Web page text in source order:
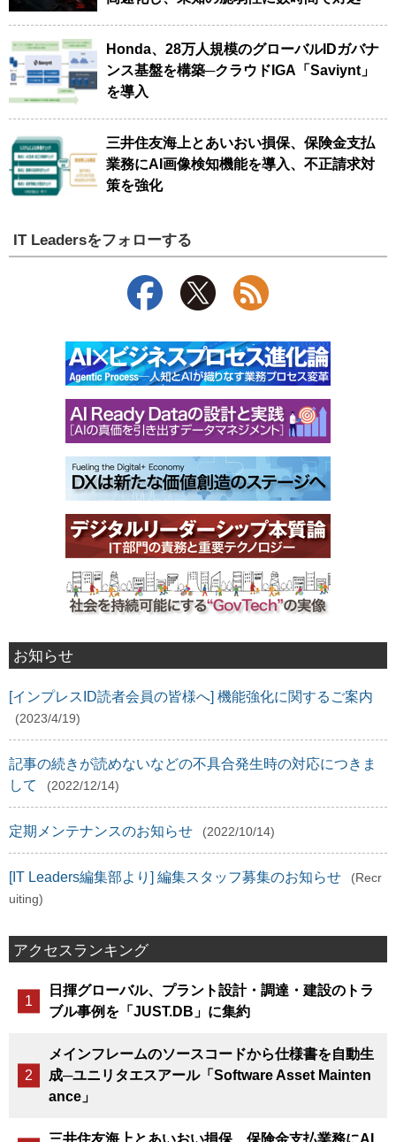
Honda、28万人規模のグローバルIDガバナ
ンス基盤を構築─クラウドIGA「Saviynt」
を導入
三井住友海上とあいおい損保、保険金支払
業務にAI画像検知機能を導入、不正請求対
策を強化
IT Leadersをフォローする
お知らせ
[インプレスID読者会員の皆様へ] 機能強化に関するご案内
(2023/4/19)
記事の続きが読めないなどの不具合発生時の対応につきま
して
(2022/12/14)
定期メンテナンスのお知らせ (2022/10/14)
[IT Leaders編集部より] 編集スタッフ募集のお知らせ
(Recr
uiting)
アクセスランキング
日揮グローバル、プラント設計・調達・建設のトラ
ブル事例を「JUST.DB」に集約
メインフレームのソースコードから仕様書を自動生
成─ユニリタエスアール「Software Asset Mainten
ance」